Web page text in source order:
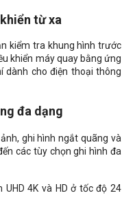
từ xa
kiểm tra khung hình trước
khiển máy quay bằng ứng
dành cho điện thoại thông
đa dạng
ghi hình ngắt quãng và
các tùy chọn ghi hình đa
4K và HD ở tốc độ 24